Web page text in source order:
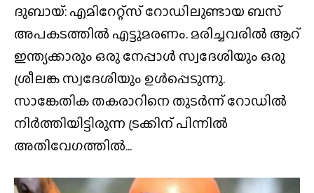
ദുബായ്: എമിറേറ്റ്സ് റോഡിലുണ്ടായ ബസ്
അപകടത്തിൽ എട്ടുമരണം. മരിച്ചവരിൽ ആറ്
ഇന്ത്യക്കാരും ഒരു നേപ്പാൾ സ്വദേശിയും ഒരു
ശ്രീലങ്ക സ്വദേശിയും ഉൾപ്പെടുന്നു.
സാങ്കേതിക തകരാറിനെ തുടർന്ന് റോഡിൽ
നിർത്തിയിട്ടിരുന്ന ട്രക്കിന് പിന്നിൽ
അതിവേഗത്തിൽ...